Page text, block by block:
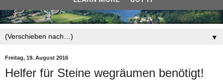
▼
Freitag, 19. August 2016
Helfer für Steine wegräumen benötigt!